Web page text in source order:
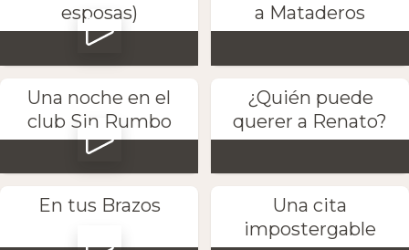
esposas)
a Mataderos
Una noche en el
club Sin Rumbo
¿Quién puede
querer a Renato?
En tus Brazos
Una cita
impostergable